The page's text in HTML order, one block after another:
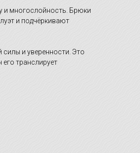
и многослойность. Брюки
и подчёркивают
и уверенности. Это
транслирует